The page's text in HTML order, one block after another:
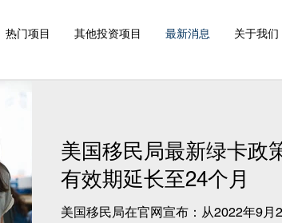
热门项目 其他投资项目 最新消息 关于我们
美国移民局最新绿卡政
有效期延长至24个月
美国移民局在官网宣布：从2022年9